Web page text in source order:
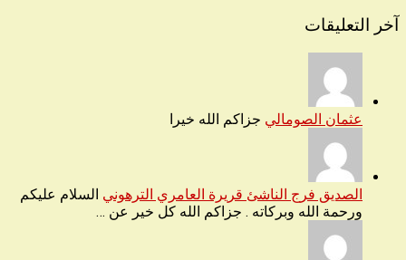
آخر التعليقات
عثمان الصومالي جزاكم الله خيرا
الصديق فرج الناشئ قريرة العامري الترهوني السلام عليكم
ورحمة الله وبركاته . جزاكم الله كل خير عن …